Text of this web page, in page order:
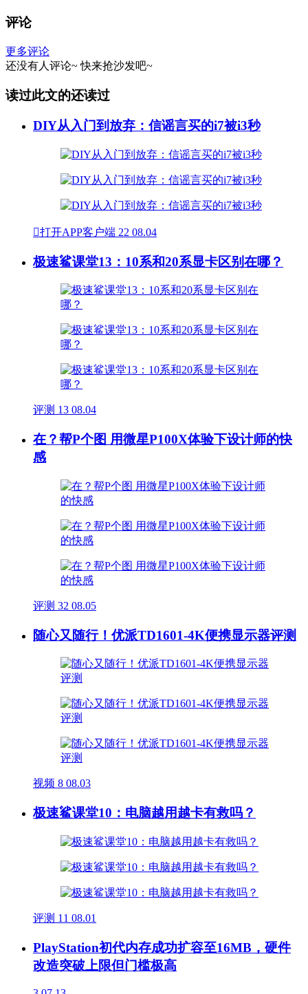
评论
更多评论
还没有人评论~ 快来抢沙发吧~
读过此文的还读过
DIY从入门到放弃：信谣言买的i7被i3秒
打开APP客户端 22 08.04
极速鲨课堂13：10系和20系显卡区别在哪？
评测 13 08.04
在？帮P个图 用微星P100X体验下设计师的快
感
评测 32 08.05
随心又随行！优派TD1601-4K便携显示器评测
视频 8 08.03
极速鲨课堂10：电脑越用越卡有救吗？
评测 11 08.01
PlayStation初代内存成功扩容至16MB，硬件
改造突破上限但门槛极高